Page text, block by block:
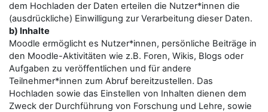
dem Hochladen der Daten erteilen die Nutzer*innen die
(ausdrückliche) Einwilligung zur Verarbeitung dieser Daten.
b) Inhalte
Moodle ermöglicht es Nutzer*innen, persönliche Beiträge in
den Moodle-Aktivitäten wie z.B. Foren, Wikis, Blogs oder
Aufgaben zu veröffentlichen und für andere
Teilnehmer*innen zum Abruf bereitzustellen. Das
Hochladen sowie das Einstellen von Inhalten dienen dem
Zweck der Durchführung von Forschung und Lehre, sowie